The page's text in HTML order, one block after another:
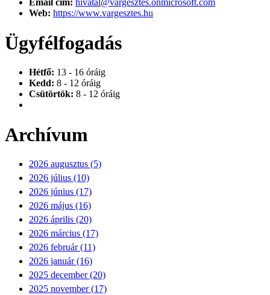
Email cím: hivatal@vargesztes.onmicrosoft.com
Web: https://www.vargesztes.hu
Ügyfélfogadás
Hétfő: 13 - 16 óráig
Kedd: 8 - 12 óráig
Csütörtök: 8 - 12 óráig
Archívum
2026 augusztus (5)
2026 július (10)
2026 június (17)
2026 május (16)
2026 április (20)
2026 március (17)
2026 február (11)
2026 január (16)
2025 december (20)
2025 november (17)